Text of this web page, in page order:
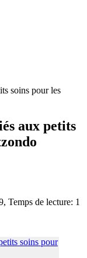
soins pour les
aux petits
, Temps de lecture: 1